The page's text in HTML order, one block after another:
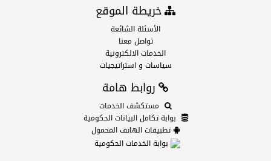
خريطة الموقع
الأسئلة الشائعة
تواصل معنا
الخدمات الالكترونية
سياسات و استراتيجيات
روابط هامة
مستكشف الخدمات
بوابة تكامل البيانات الحكومية
تطبيقات الهاتف المحمول
بوابة الخدمات الحكومية